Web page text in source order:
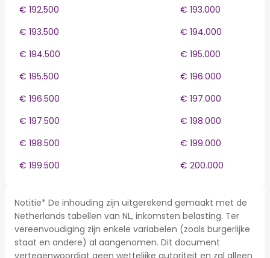
€ 192.500
€ 193.000
€ 193.500
€ 194.000
€ 194.500
€ 195.000
€ 195.500
€ 196.000
€ 196.500
€ 197.000
€ 197.500
€ 198.000
€ 198.500
€ 199.000
€ 199.500
€ 200.000
Notitie* De inhouding zijn uitgerekend gemaakt met de
Netherlands tabellen van NL, inkomsten belasting. Ter
vereenvoudiging zijn enkele variabelen (zoals burgerlijke
staat en andere) al aangenomen. Dit document
vertegenwoordigt geen wettelijke autoriteit en zal alleen